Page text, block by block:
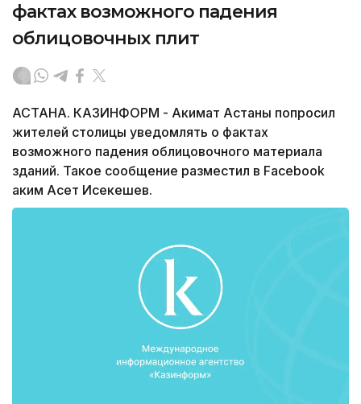
фактах возможного падения
облицовочных плит
АСТАНА. КАЗИНФОРМ - Акимат Астаны попросил
жителей столицы уведомлять о фактах
возможного падения облицовочного материала
зданий. Такое сообщение разместил в Facebook
аким Асет Исекешев.